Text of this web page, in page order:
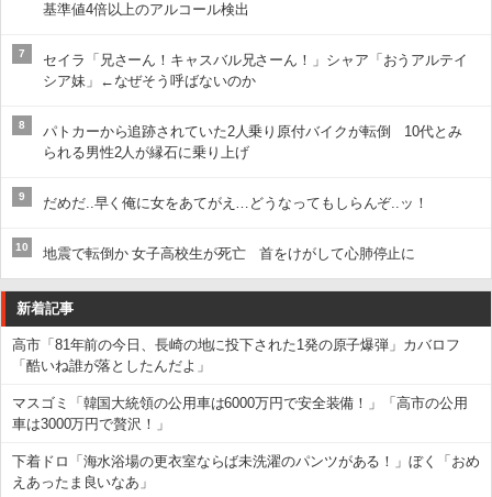
基準値4倍以上のアルコール検出
7
セイラ「兄さーん！キャスバル兄さーん！」シャア「おうアルテイ
シア妹」←なぜそう呼ばないのか
8
パトカーから追跡されていた2人乗り原付バイクが転倒 10代とみ
られる男性2人が縁石に乗り上げ
9 だめだ..早く俺に女をあてがえ…どうなってもしらんぞ..ッ！
10 地震で転倒か 女子高校生が死亡 首をけがして心肺停止に
新着記事
高市「81年前の今日、長崎の地に投下された1発の原子爆弾」カバロフ
「酷いね誰が落としたんだよ」
マスゴミ「韓国大統領の公用車は6000万円で安全装備！」「高市の公用
車は3000万円で贅沢！」
下着ドロ「海水浴場の更衣室ならば未洗濯のパンツがある！」ぼく「おめ
えあったま良いなあ」